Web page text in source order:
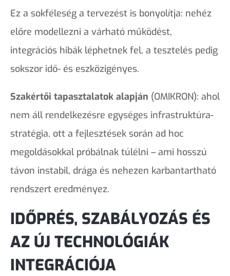
Ez a sokféleség a tervezést is bonyolítja: nehéz
előre modellezni a várható működést,
integrációs hibák léphetnek fel, a tesztelés pedig
sokszor idő- és eszközigényes.
Szakértői tapasztalatok alapján (OMIKRON): ahol
nem áll rendelkezésre egységes infrastruktúra-
stratégia, ott a fejlesztések során ad hoc
megoldásokkal próbálnak túlélni – ami hosszú
távon instabil, drága és nehezen karbantartható
rendszert eredményez.
IDŐPRÉS, SZABÁLYOZÁS ÉS
AZ ÚJ TECHNOLÓGIÁK
INTEGRÁCIÓJA